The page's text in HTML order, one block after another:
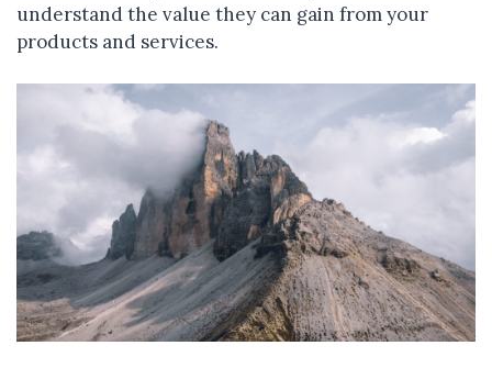
understand the value they can gain from your
products and services.